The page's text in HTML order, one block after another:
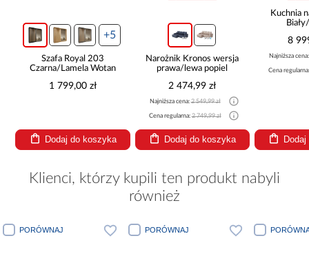
+5
Szafa Royal 203
Czarna/Lamela Wotan
1 799,00 zł
Dodaj do koszyka
Narożnik Kronos wersja
prawa/lewa popiel
2 474,99 zł
Najniższa cena:2 549,99 zł
Cena regularna:2 749,99 zł
Dodaj do koszyka
Kuchnia
8
Najniższa
Cena
Klienci, którzy kupili ten produkt nabyli
również
PORÓWNAJ PORÓWNAJ